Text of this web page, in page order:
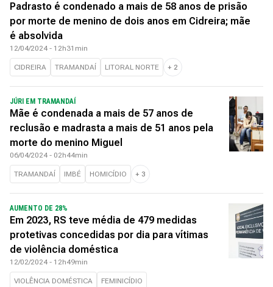
Padrasto é condenado a mais de 58 anos de prisão
por morte de menino de dois anos em Cidreira; mãe
é absolvida
12/04/2024 - 12h31min
CIDREIRA TRAMANDAÍ LITORAL NORTE + 2
JÚRI EM TRAMANDAÍ
Mãe é condenada a mais de 57 anos de
reclusão e madrasta a mais de 51 anos pela
morte do menino Miguel
06/04/2024 - 02h44min
TRAMANDAÍ IMBÉ HOMICÍDIO + 3
AUMENTO DE 28%
Em 2023, RS teve média de 479 medidas
protetivas concedidas por dia para vítimas
de violência doméstica
12/02/2024 - 12h49min
VIOLÊNCIA DOMÉSTICA FEMINICÍDIO